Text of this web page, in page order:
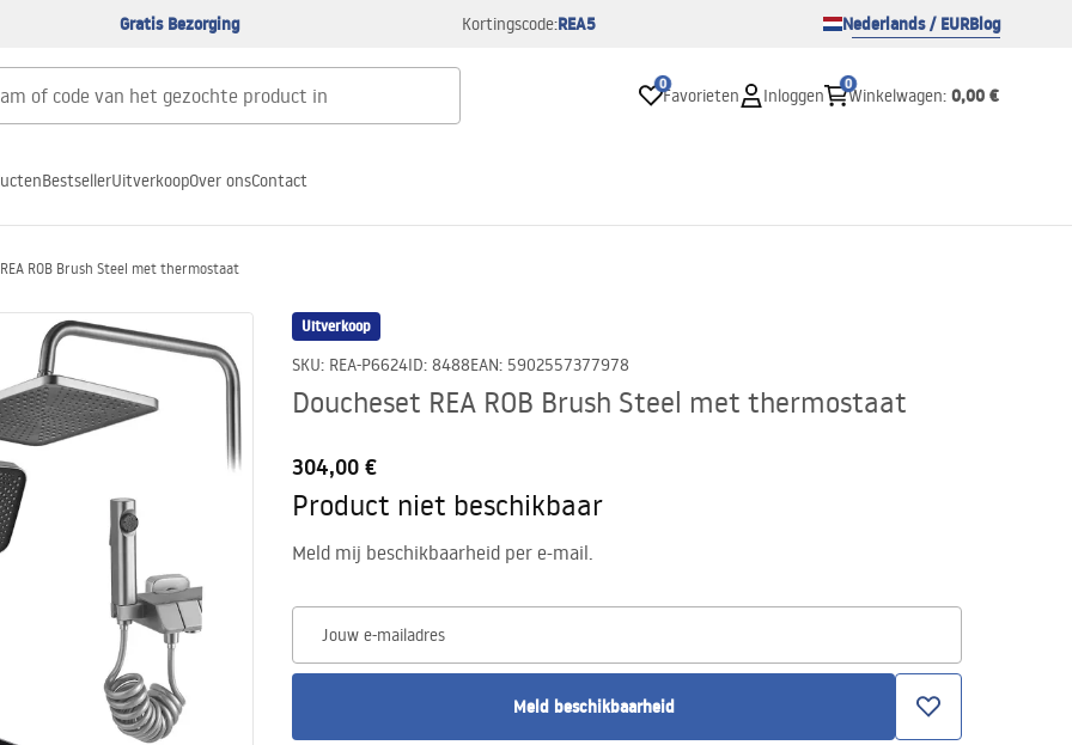
Gratis Bezorging Kortingscode:REA5 Nederlands / EURBlog
0
Favorieten Inloggen
0
Winkelwagen: 0,00 €
BestsellerUitverkoopOver onsContact
ROB Brush Steel met thermostaat
Uitverkoop
SKU: REA-P6624ID: 8488EAN: 5902557377978
Doucheset REA ROB Brush Steel met thermostaat
304,00 €
Product niet beschikbaar
Meld mij beschikbaarheid per e-mail.
Jouw e-mailadres
Meld beschikbaarheid